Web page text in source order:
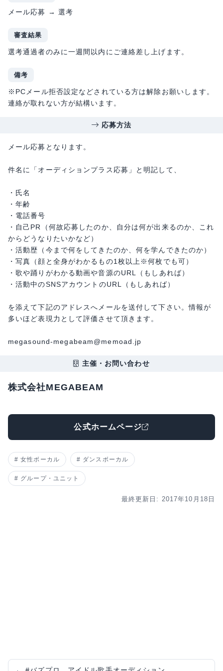
メール応募 → 選考
審査結果
選考通過者のみに一週間以内にご連絡差し上げます。
備考
※PCメール拒否設定などされている方は解除お願いします。
連絡が取れない方が結構います。
応募方法
メール応募となります。
件名に「オーディションプラス応募」と明記して、
・氏名
・年齢
・電話番号
・自己PR（何故応募したのか、自分は何が出来るのか、これ
からどうなりたいかなど）
・活動歴（今まで何をしてきたのか、何を学んできたのか）
・写真（顔と全身がわかるもの1枚以上※何枚でも可）
・歌や踊りがわかる動画や音源のURL（もしあれば）
・活動中のSNSアカウントのURL（もしあれば）
を添えて下記のアドレスへメールを送付して下さい。情報が
多いほど表現力として評価させて頂きます。
megasound-megabeam@memoad.jp
主催・お問い合わせ
株式会社MEGABEAM
公式ホームページ
女性ボーカル ダンスボーカル
グループ・ユニット
最終更新日: 2017年10月18日